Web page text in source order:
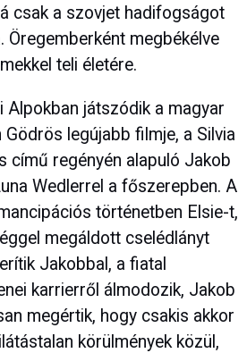
csak a szovjet hadifogságot
Öregemberként megbékélve
teli életére.
Alpokban játszódik a magyar
legújabb filmje, a Silvia
című regényén alapuló Jakob
Wedlerrel a főszerepben. A
történetben Elsie-t,
megáldott cselédlányt
Jakobbal, a fiatal
karrierről álmodozik, Jakob
megértik, hogy csakis akkor
körülmények közül,